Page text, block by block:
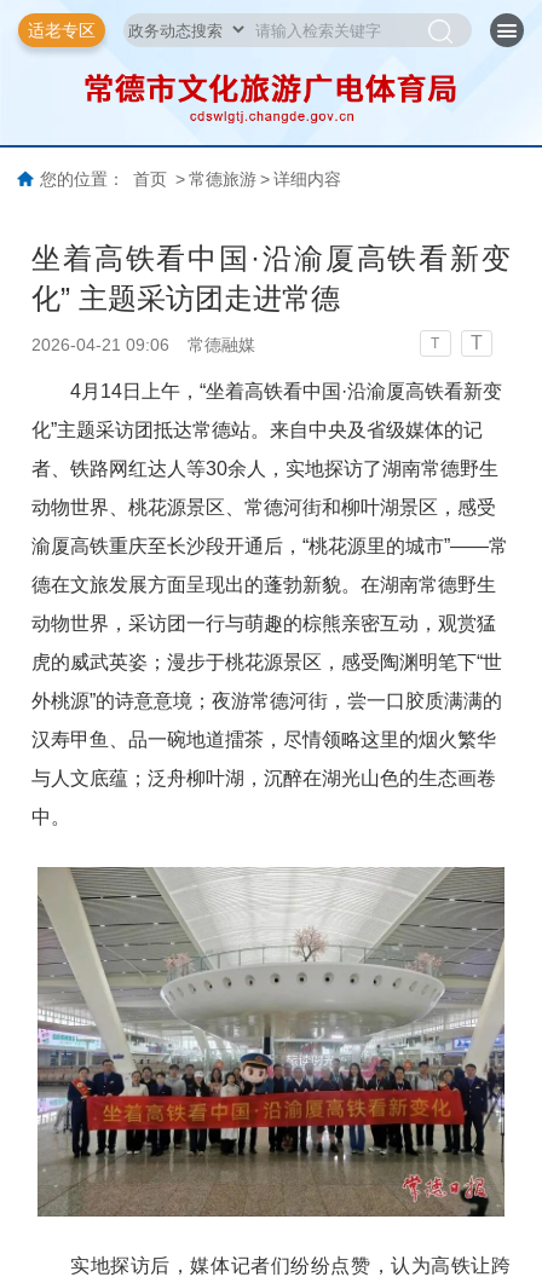
适老专区
您的位置： 首页 > 常德旅游 > 详细内容
坐着高铁看中国·沿渝厦高铁看新变
化” 主题采访团走进常德
2026-04-21 09:06 常德融媒 T T
4月14日上午，“坐着高铁看中国·沿渝厦高铁看新变
化”主题采访团抵达常德站。来自中央及省级媒体的记
者、铁路网红达人等30余人，实地探访了湖南常德野生
动物世界、桃花源景区、常德河街和柳叶湖景区，感受
渝厦高铁重庆至长沙段开通后，“桃花源里的城市”——常
德在文旅发展方面呈现出的蓬勃新貌。在湖南常德野生
动物世界，采访团一行与萌趣的棕熊亲密互动，观赏猛
虎的威武英姿；漫步于桃花源景区，感受陶渊明笔下“世
外桃源”的诗意意境；夜游常德河街，尝一口胶质满满的
汉寿甲鱼、品一碗地道擂茶，尽情领略这里的烟火繁华
与人文底蕴；泛舟柳叶湖，沉醉在湖光山色的生态画卷
中。
实地探访后，媒体记者们纷纷点赞，认为高铁让跨